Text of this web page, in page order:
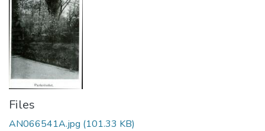
Files
AN066541A.jpg (101.33 KB)